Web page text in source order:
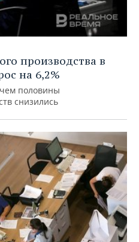
производства в
на 6,2%
половины
снизились